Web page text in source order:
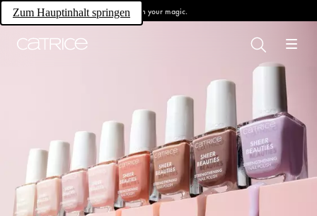
Zum Hauptinhalt springen Own your magic.